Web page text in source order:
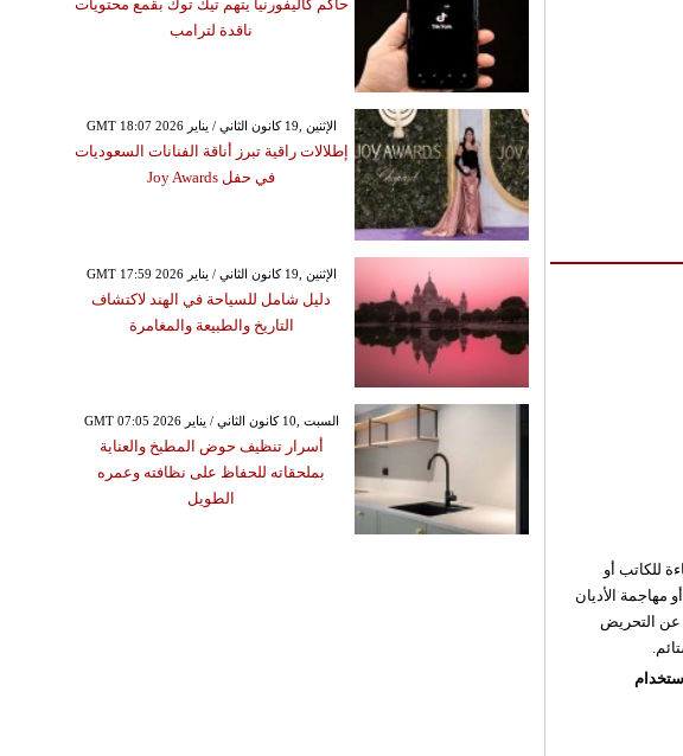
للكاتب أو
مهاجمة الأديان
عن التحريض
حاكم كاليفورنيا يتهم تيك توك بقمع محتويات
ناقدة لترامب
GMT 18:07 2026 الإثنين ,19 كانون الثاني / يناير
إطلالات راقية تبرز أناقة الفنانات السعوديات
في حفل Joy Awards
GMT 17:59 2026 الإثنين ,19 كانون الثاني / يناير
دليل شامل للسياحة في الهند لاكتشاف
التاريخ والطبيعة والمغامرة
GMT 07:05 2026 السبت ,10 كانون الثاني / يناير
أسرار تنظيف حوض المطبخ والعناية
بملحقاته للحفاظ على نظافته وعمره
الطويل